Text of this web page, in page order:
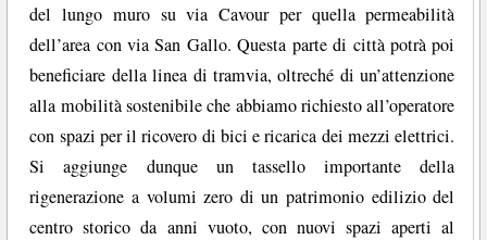
del lungo muro su via Cavour per quella permeabilità
dell’area con via San Gallo. Questa parte di città potrà poi
beneficiare della linea di tramvia, oltreché di un’attenzione
alla mobilità sostenibile che abbiamo richiesto all’operatore
con spazi per il ricovero di bici e ricarica dei mezzi elettrici.
Si aggiunge dunque un tassello importante della
rigenerazione a volumi zero di un patrimonio edilizio del
centro storico da anni vuoto, con nuovi spazi aperti al